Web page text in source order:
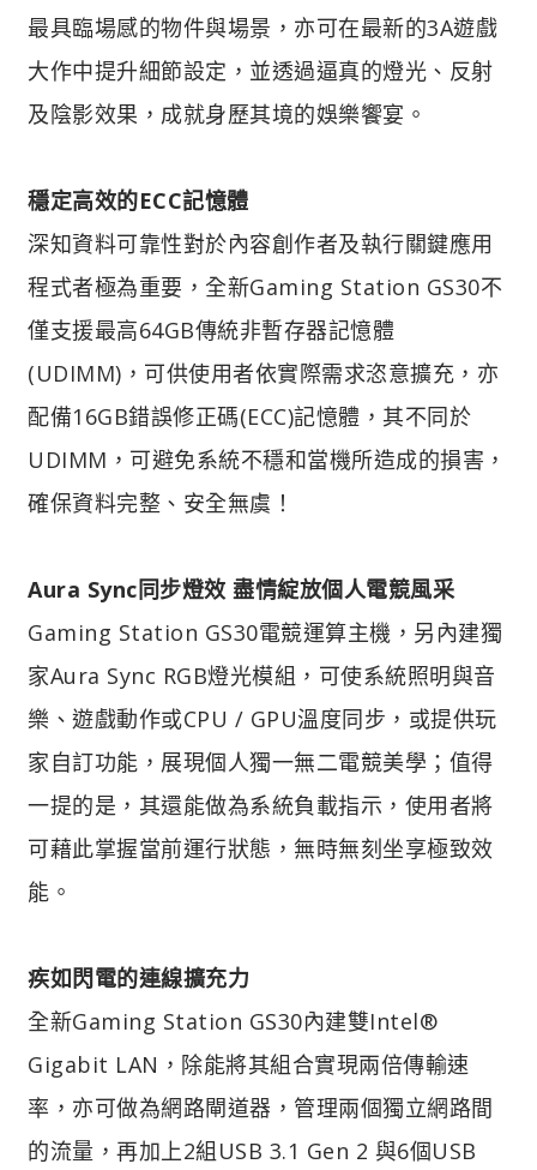
最具臨場感的物件與場景，亦可在最新的3A遊戲
大作中提升細節設定，並透過逼真的燈光、反射
及陰影效果，成就身歷其境的娛樂饗宴。
穩定高效的ECC記憶體
深知資料可靠性對於內容創作者及執行關鍵應用
程式者極為重要，全新Gaming Station GS30不
僅支援最高64GB傳統非暫存器記憶體
(UDIMM)，可供使用者依實際需求恣意擴充，亦
配備16GB錯誤修正碼(ECC)記憶體，其不同於
UDIMM，可避免系統不穩和當機所造成的損害，
確保資料完整、安全無虞！
Aura Sync同步燈效 盡情綻放個人電競風采
Gaming Station GS30電競運算主機，另內建獨
家Aura Sync RGB燈光模組，可使系統照明與音
樂、遊戲動作或CPU / GPU溫度同步，或提供玩
家自訂功能，展現個人獨一無二電競美學；值得
一提的是，其還能做為系統負載指示，使用者將
可藉此掌握當前運行狀態，無時無刻坐享極致效
能。
疾如閃電的連線擴充力
全新Gaming Station GS30內建雙Intel®
Gigabit LAN，除能將其組合實現兩倍傳輸速
率，亦可做為網路閘道器，管理兩個獨立網路間
的流量，再加上2組USB 3.1 Gen 2 與6個USB